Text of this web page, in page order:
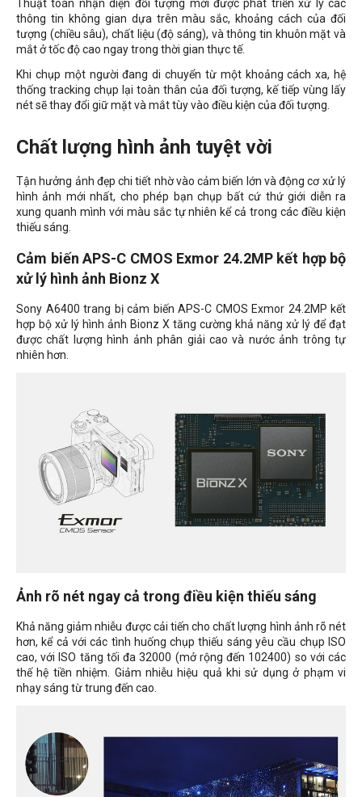
Thuật toán nhận diện đối tượng mới được phát triển xử lý các
thông tin không gian dựa trên màu sắc, khoảng cách của đối
tượng (chiều sâu), chất liệu (độ sáng), và thông tin khuôn mặt và
mắt ở tốc độ cao ngay trong thời gian thực tế.
Khi chụp một người đang di chuyển từ một khoảng cách xa, hệ
thống tracking chụp lại toàn thân của đối tượng, kế tiếp vùng lấy
nét sẽ thay đổi giữ mặt và mắt tùy vào điều kiện của đối tượng.
Chất lượng hình ảnh tuyệt vời
Tận hưởng ảnh đẹp chi tiết nhờ vào cảm biến lớn và động cơ xử lý
hình ảnh mới nhất, cho phép bạn chụp bất cứ thứ giới diễn ra
xung quanh mình với màu sắc tự nhiên kể cả trong các điều kiện
thiếu sáng.
Cảm biến APS-C CMOS Exmor 24.2MP kết hợp bộ
xử lý hình ảnh Bionz X
Sony A6400 trang bị cảm biến APS-C CMOS Exmor 24.2MP kết
hợp bộ xử lý hình ảnh Bionz X tăng cường khả năng xử lý để đạt
được chất lượng hình ảnh phân giải cao và nước ảnh trông tự
nhiên hơn.
Ảnh rõ nét ngay cả trong điều kiện thiếu sáng
Khả năng giảm nhiễu được cải tiến cho chất lượng hình ảnh rõ nét
hơn, kể cả với các tình huống chụp thiếu sáng yêu cầu chụp ISO
cao, với ISO tăng tối đa 32000 (mở rộng đến 102400) so với các
thế hệ tiền nhiệm. Giảm nhiễu hiệu quả khi sử dụng ở phạm vi
nhạy sáng từ trung đến cao.